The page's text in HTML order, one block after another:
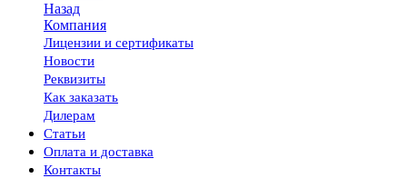
Назад
Компания
Лицензии и сертификаты
Новости
Реквизиты
Как заказать
Дилерам
Статьи
Оплата и доставка
Контакты